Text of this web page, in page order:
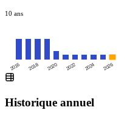
10 ans
2016 2018 2020 2022 2024 2026
Historique annuel